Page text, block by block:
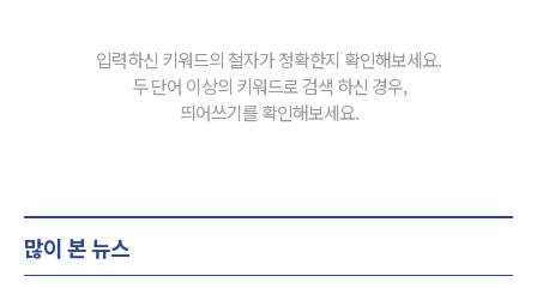
입력하신 키워드의 철자가 정확한지 확인해보세요.
두 단어 이상의 키워드로 검색 하신 경우,
띄어쓰기를 확인해보세요.
많이 본 뉴스